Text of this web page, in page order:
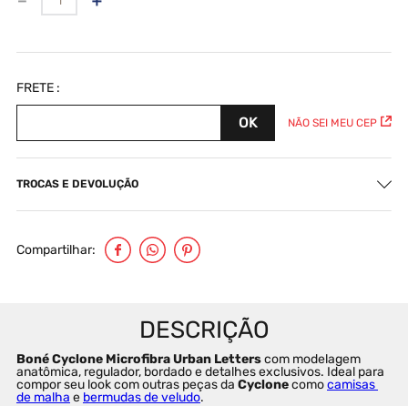
NÃO SEI MEU CEP
TROCAS E DEVOLUÇÃO
Compartilhar
Boné Cyclone Microfibra Urban Letters com modelagem
anatômica, regulador, bordado e detalhes exclusivos. Ideal para
compor seu look com outras peças da Cyclone como camisas
de malha e bermudas de veludo.